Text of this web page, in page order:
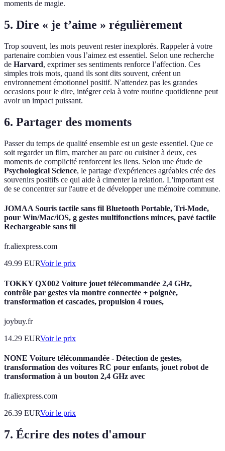
moments de magie.
5. Dire « je t’aime » régulièrement
Trop souvent, les mots peuvent rester inexplorés. Rappeler à votre
partenaire combien vous l’aimez est essentiel. Selon une recherche
de Harvard, exprimer ses sentiments renforce l’affection. Ces
simples trois mots, quand ils sont dits souvent, créent un
environnement émotionnel positif. N'attendez pas les grandes
occasions pour le dire, intégrer cela à votre routine quotidienne peut
avoir un impact puissant.
6. Partager des moments
Passer du temps de qualité ensemble est un geste essentiel. Que ce
soit regarder un film, marcher au parc ou cuisiner à deux, ces
moments de complicité renforcent les liens. Selon une étude de
Psychological Science, le partage d'expériences agréables crée des
souvenirs positifs ce qui aide à cimenter la relation. L'important est
de se concentrer sur l'autre et de développer une mémoire commune.
JOMAA Souris tactile sans fil Bluetooth Portable, Tri-Mode,
pour Win/Mac/iOS, g gestes multifonctions minces, pavé tactile
Rechargeable sans fil
fr.aliexpress.com
49.99 EURVoir le prix
TOKKY QX002 Voiture jouet télécommandée 2,4 GHz,
contrôle par gestes via montre connectée + poignée,
transformation et cascades, propulsion 4 roues,
joybuy.fr
14.29 EURVoir le prix
NONE Voiture télécommandée - Détection de gestes,
transformation des voitures RC pour enfants, jouet robot de
transformation à un bouton 2,4 GHz avec
fr.aliexpress.com
26.39 EURVoir le prix
7. Écrire des notes d'amour